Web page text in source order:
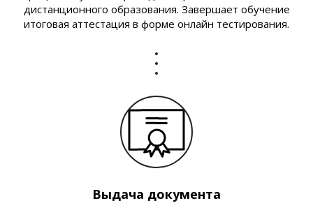
дистанционного образования. Завершает обучение
итоговая аттестация в форме онлайн тестирования.
Выдача документа